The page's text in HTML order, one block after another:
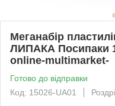
Меганабір
ЛИПАКА Посипаки
online-multimarket-
Готово до відправки
Код: 15026-UA01